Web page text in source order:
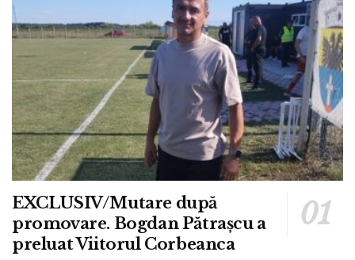
EXCLUSIV/Mutare după
promovare. Bogdan Pătrașcu a
preluat Viitorul Corbeanca